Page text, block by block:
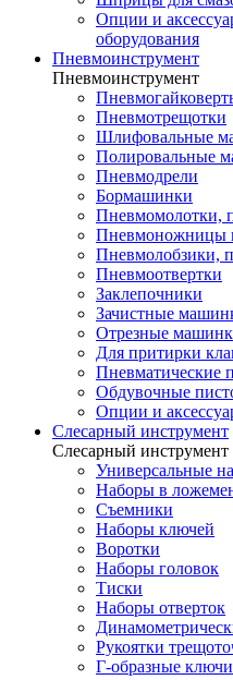
Опции и
оборудования
Пневмоинструмент
Пневмоинструмент
Пневмотрещотки
Шлифовальные
Полировальные
Пневмодрели
Бормашинки
Пневмомолотки,
Пневмоножницы
Пневмолобзики,
Пневмоотвертки
Заклепочники
Зачистные
Отрезные
Для притирки
Пневматические
Обдувочные
Опции и
Слесарный инструмент
Слесарный инструмент
Универсальные
Наборы в
Съемники
Наборы ключей
Воротки
Наборы головок
Тиски
Наборы отверток
Рукоятки
Г-образные ключи